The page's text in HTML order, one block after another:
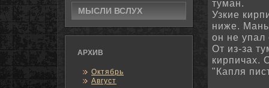
МЫСЛИ ВСЛУХ
АРХИВ
Октябрь
Август
туман.
Узкие
ниже.
он не упал
От из-за
кирпичах.
"Капля